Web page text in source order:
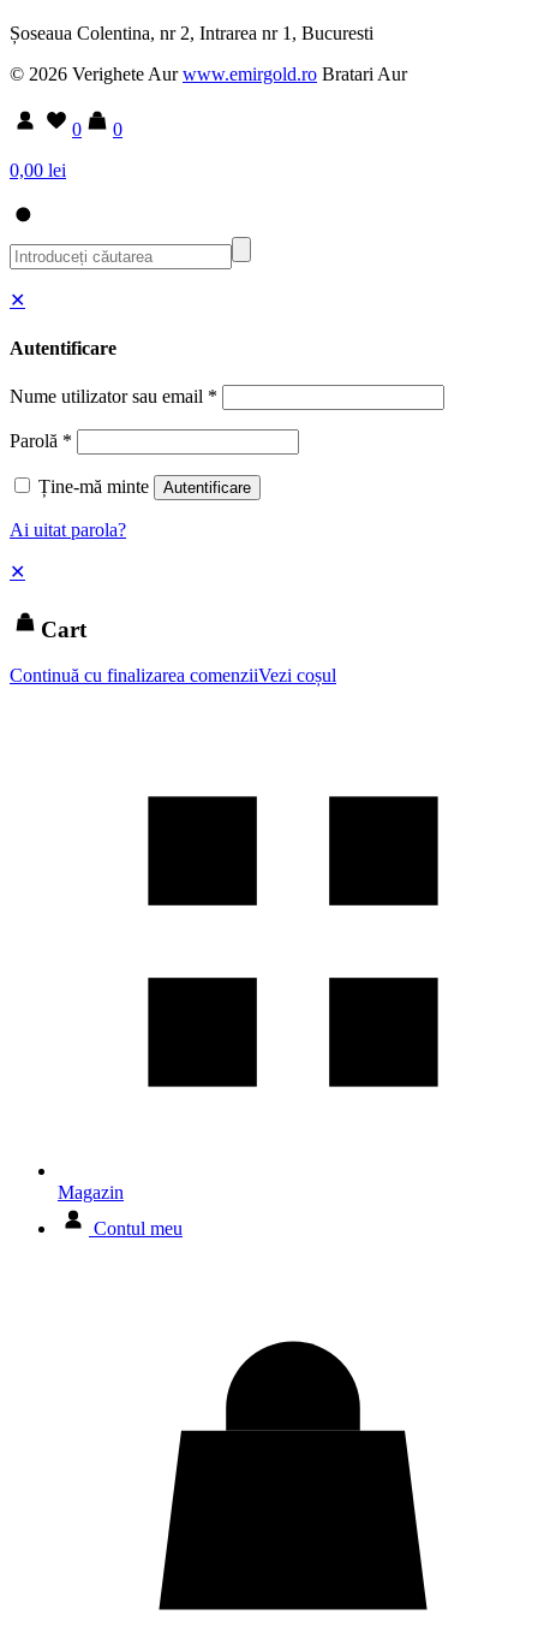
Șoseaua Colentina, nr 2, Intrarea nr 1, Bucuresti
© 2026 Verighete Aurwww.emirgold.ro Bratari Aur
0
0
0,00 lei
✕
Autentificare
Nume utilizator sau email *
Parolă *
Ține-mă minte Autentificare
Ai uitat parola?
✕
Cart
Continuă cu finalizarea comenziiVezi coșul
Magazin
Contul meu